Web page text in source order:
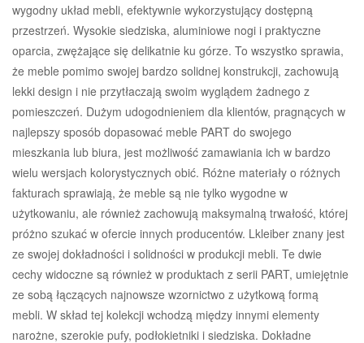
wygodny układ mebli, efektywnie wykorzystujący dostępną
przestrzeń. Wysokie siedziska, aluminiowe nogi i praktyczne
oparcia, zwężające się delikatnie ku górze. To wszystko sprawia,
że meble pomimo swojej bardzo solidnej konstrukcji, zachowują
lekki design i nie przytłaczają swoim wyglądem żadnego z
pomieszczeń. Dużym udogodnieniem dla klientów, pragnących w
najlepszy sposób dopasować meble PART do swojego
mieszkania lub biura, jest możliwość zamawiania ich w bardzo
wielu wersjach kolorystycznych obić. Różne materiały o różnych
fakturach sprawiają, że meble są nie tylko wygodne w
użytkowaniu, ale również zachowują maksymalną trwałość, której
próżno szukać w ofercie innych producentów. Lkleiber znany jest
ze swojej dokładności i solidności w produkcji mebli. Te dwie
cechy widoczne są również w produktach z serii PART, umiejętnie
ze sobą łączących najnowsze wzornictwo z użytkową formą
mebli. W skład tej kolekcji wchodzą między innymi elementy
narożne, szerokie pufy, podłokietniki i siedziska. Dokładne